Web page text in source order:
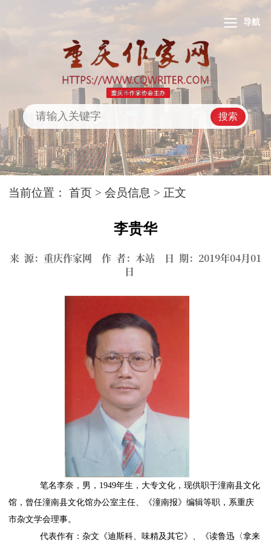
导航
搜索
当前位置：首页 >会员信息 > 正文
李贵华
来 源：重庆作家网 作 者：本站 日 期：2019年04月01
日
笔名李奈，男，1949年生，大专文化，现供职于潼南县文化
馆，曾任潼南县文化馆办公室主任、《潼南报》编辑等职，系重庆
市杂文学会理事。
代表作有：杂文《迪斯科、味精及其它》、《读鲁迅〈拿来